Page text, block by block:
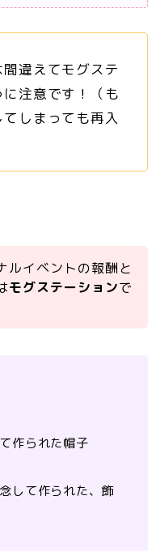
違えてモグステ
注意です！（も
しまっても再入
ルイベントの報酬と
モグステーションで
作られた帽子
して作られた、飾